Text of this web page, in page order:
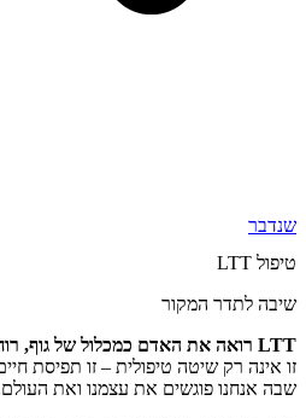
שנדבר
טיפול LTT
שיבה לתדר המקור
LTT רואה את האדם כמכלול של גוף, רוח ונשמה.
זו אינה רק שיטה טיפולית – זו תפיסת
שבה אנחנו פוגשים את עצמנו ואת